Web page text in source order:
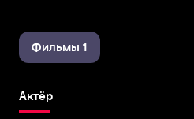
Фильмы 1
Актёр